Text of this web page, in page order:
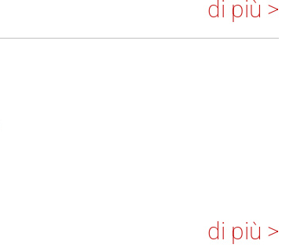
di più >
di più >